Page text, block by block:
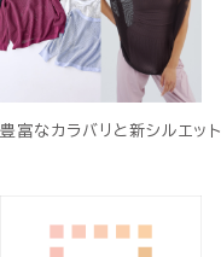
豊富なカラバリと新シルエット